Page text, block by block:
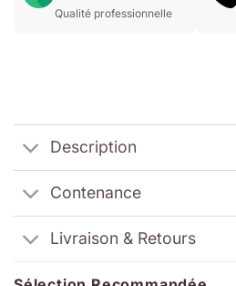
Qualité professionnelle
Description
Contenance
Livraison & Retours